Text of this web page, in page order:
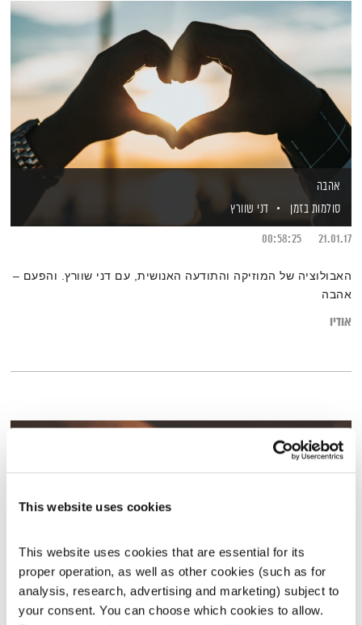
This website uses cookies
This website uses cookies that are essential for its
proper operation, as well as other cookies (such as for
analysis, research, advertising and marketing) subject to
your consent. You can choose which cookies to allow.
אהבה
סולמות בזמן
דני שוורץ
21.01.17
00:58:25
האבולוציה של המוזיקה והתודעה האנושית, עם דני שוורץ. והפעם –
אהבה
אודיו
התעוררות – 13.11.23